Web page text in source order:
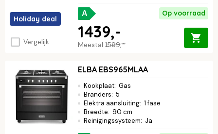
Holiday deal
Vergelijk
A Op voorraad
Meestal 1599,-
1439,-
ELBA EBS965MLAA
Kookplaat: Gas
Branders: 5
Elektra aansluiting: 1 fase
Breedte: 90 cm
Reinigingssysteem: Ja